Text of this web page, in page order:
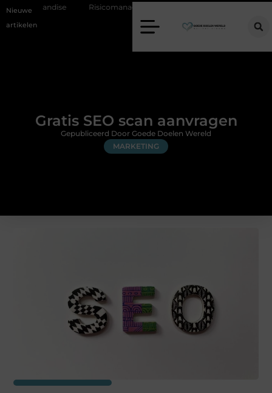
Nieuwe
artikelen
Risicomanagement als onderdeel van een gezonde
Gratis SEO scan aanvragen
MARKETING
Gepubliceerd Door Goede Doelen Wereld